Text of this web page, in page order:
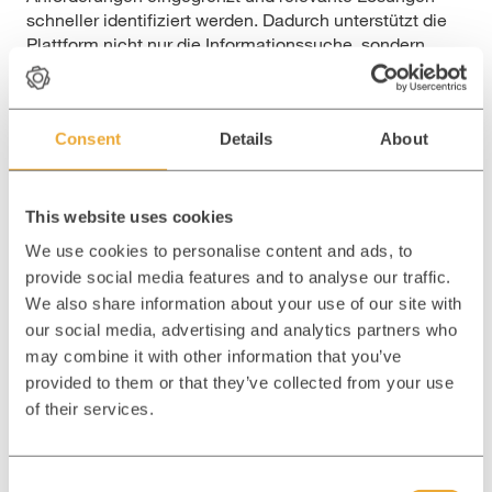
Consent Details About
This website uses cookies
We use cookies to personalise content and ads, to
provide social media features and to analyse our traffic.
We also share information about your use of our site with
our social media, advertising and analytics partners who
may combine it with other information that you’ve
provided to them or that they’ve collected from your use
of their services.
schneller identifiziert werden. Dadurch unterstützt die
Plattform nicht nur die Informationssuche, sondern
fungiert gleichzeitig als digitaler Produktberater
innerhalb des Vertriebsprozesses.
INTERNATIONALER WEBAUFTRITT MIT
Language-Setup für deutsche und englische Inhalte
umgesetzt. Dadurch lassen sich Inhalte zentral
verwalten und konsistent für unterschiedliche
Zielmärkte bereitstellen. Die skalierbare Architektur
schafft gleichzeitig die Grundlage für zukünftige
Erweiterungen um weitere Sprachversionen oder
internationale Märkte.
RESPONSIVES DESIGN FÜR